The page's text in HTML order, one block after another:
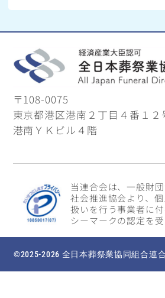
〒108-0075
東京都港区港南２丁目４番１２
港南ＹＫビル４階
当連合会は、一般財
社会推進協会より、
扱いを行う事業者に
シーマークの認定を受
©2025-2026 全日本葬祭業協同組合連